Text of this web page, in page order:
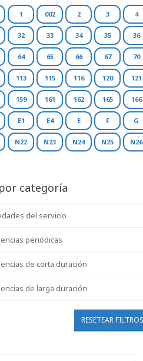
1 002 2 3 4
32 33 34 35 36
64 65 66 67 70
113 115 116 120 121
159 161 162 165 166
E1 E4 E F G
N22 N23 N24 N25 N26
categoría
del servicio
periódicas
de corta duración
de larga duración
RESETEAR FILTROS